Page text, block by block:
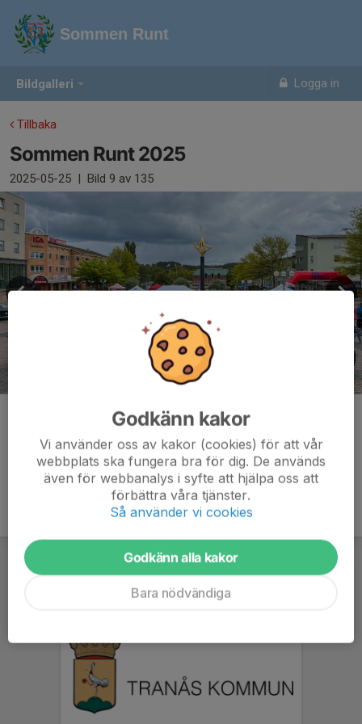
Bildgalleri Logga in
Sommen Runt
Tillbaka
Sommen Runt 2025
2025-05-25 | Bild 9 av 135
Godkänn kakor
Vi använder oss av kakor (cookies) för att vår
webbplats ska fungera bra för dig. De används
även för webbanalys i syfte att hjälpa oss att
förbättra våra tjänster.
Så använder vi cookies
Godkänn alla kakor
Bara nödvändiga